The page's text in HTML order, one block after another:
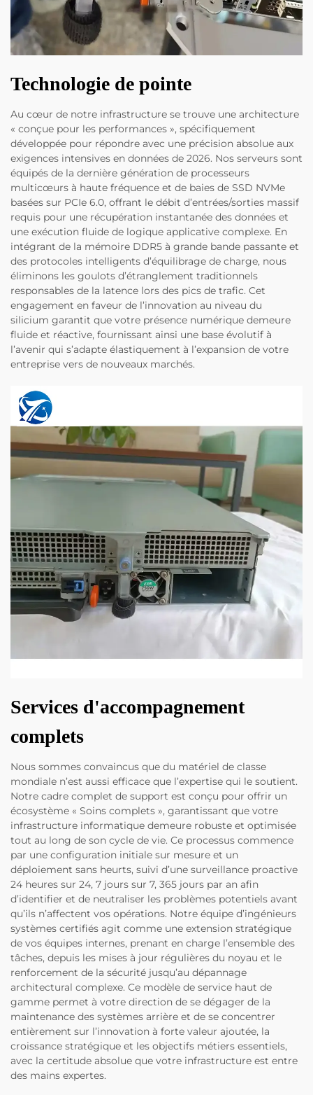
Technologie de pointe
Au cœur de notre infrastructure se trouve une architecture
« conçue pour les performances », spécifiquement
développée pour répondre avec une précision absolue aux
exigences intensives en données de 2026. Nos serveurs sont
équipés de la dernière génération de processeurs
multicœurs à haute fréquence et de baies de SSD NVMe
basées sur PCIe 6.0, offrant le débit d’entrées/sorties massif
requis pour une récupération instantanée des données et
une exécution fluide de logique applicative complexe. En
intégrant de la mémoire DDR5 à grande bande passante et
des protocoles intelligents d’équilibrage de charge, nous
éliminons les goulots d’étranglement traditionnels
responsables de la latence lors des pics de trafic. Cet
engagement en faveur de l’innovation au niveau du
silicium garantit que votre présence numérique demeure
fluide et réactive, fournissant ainsi une base évolutif à
l’avenir qui s’adapte élastiquement à l’expansion de votre
entreprise vers de nouveaux marchés.
Services d'accompagnement
complets
Nous sommes convaincus que du matériel de classe
mondiale n’est aussi efficace que l’expertise qui le soutient.
Notre cadre complet de support est conçu pour offrir un
écosystème « Soins complets », garantissant que votre
infrastructure informatique demeure robuste et optimisée
tout au long de son cycle de vie. Ce processus commence
par une configuration initiale sur mesure et un
déploiement sans heurts, suivi d’une surveillance proactive
24 heures sur 24, 7 jours sur 7, 365 jours par an afin
d’identifier et de neutraliser les problèmes potentiels avant
qu’ils n’affectent vos opérations. Notre équipe d’ingénieurs
systèmes certifiés agit comme une extension stratégique
de vos équipes internes, prenant en charge l’ensemble des
tâches, depuis les mises à jour régulières du noyau et le
renforcement de la sécurité jusqu’au dépannage
architectural complexe. Ce modèle de service haut de
gamme permet à votre direction de se dégager de la
maintenance des systèmes arrière et de se concentrer
entièrement sur l’innovation à forte valeur ajoutée, la
croissance stratégique et les objectifs métiers essentiels,
avec la certitude absolue que votre infrastructure est entre
des mains expertes.